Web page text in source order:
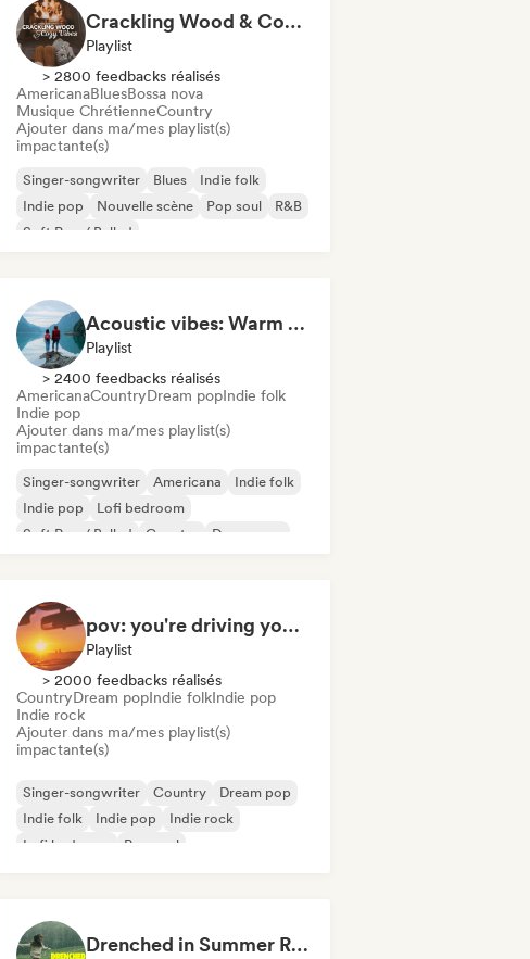
Crackling Wood & Cozy Vibes 🔥 Singer-Songwriter, Dream Pop & Bedroom Pop
Playlist
> 2800 feedbacks réalisés
AmericanaBluesBossa nova
Musique ChrétienneCountry
Ajouter dans ma/mes playlist(s)
impactante(s)
Singer-songwriter Blues
Indie folk
Indie pop
Nouvelle scène Pop soul
R&B
Soft Pop / Ballad
Acoustic vibes: Warm Melodies, Indie Folk & Singer-Songwriter 🏞️
Playlist
> 2400 feedbacks réalisés
AmericanaCountryDream popIndie folk
Indie pop
Ajouter dans ma/mes playlist(s)
impactante(s)
Singer-songwriter Americana
Indie folk
Indie pop
Lofi bedroom
Soft Pop / Ballad
Country Dream pop
pov: you're driving your car alone and it's golden hour
Playlist
> 2000 feedbacks réalisés
CountryDream popIndie folkIndie pop
Indie rock
Ajouter dans ma/mes playlist(s)
impactante(s)
Singer-songwriter Country
Dream pop
Indie folk
Indie pop
Indie rock
Lofi bedroom
Pop soul
Drenched in Summer Rain 🌧️🌴